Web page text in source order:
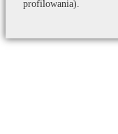
profilowania).